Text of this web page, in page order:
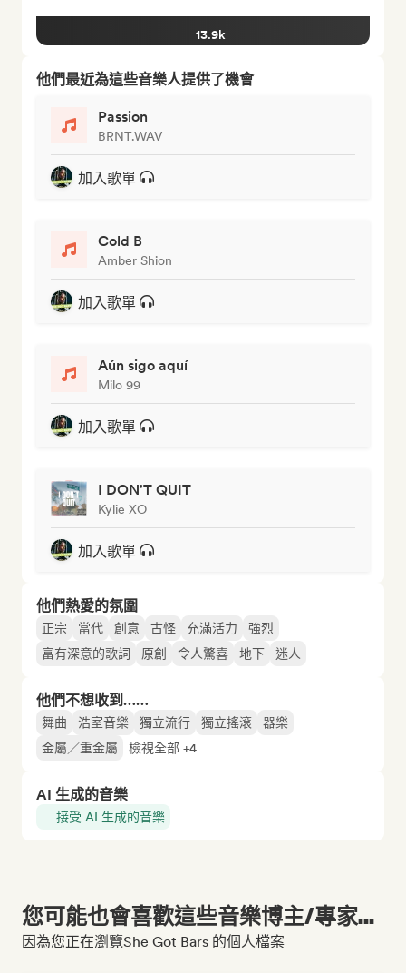
13.9k
他們最近為這些音樂人提供了機會
Passion
BRNT.WAV
加入歌單
Cold B
Amber Shion
加入歌單
Aún sigo aquí
Milo 99
加入歌單
I DON'T QUIT
Kylie XO
加入歌單
他們熱愛的氛圍
正宗 當代 創意 古怪 充滿活力
強烈
富有深意的歌詞
原創 令人驚喜 地下 迷人
他們不想收到……
舞曲 浩室音樂 獨立流行 獨立搖滾
器樂
金屬／重金屬
檢視全部 +4
AI 生成的音樂
接受 AI 生成的音樂
您可能也會喜歡這些音樂博主/專家...
因為您正在瀏覽She Got Bars 的個人檔案